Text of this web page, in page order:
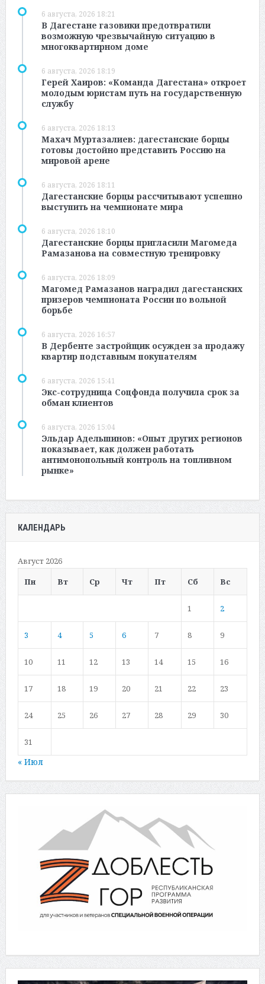
6 августа, 2026 18:21
В Дагестане газовики предотвратили
возможную чрезвычайную ситуацию в
многоквартирном доме
6 августа, 2026 18:19
Герей Хаиров: «Команда Дагестана» откроет
молодым юристам путь на государственную
службу
6 августа, 2026 18:13
Махач Муртазалиев: дагестанские борцы
готовы достойно представить Россию на
мировой арене
6 августа, 2026 18:11
Дагестанские борцы рассчитывают успешно
выступить на чемпионате мира
6 августа, 2026 18:10
Дагестанские борцы пригласили Магомеда
Рамазанова на совместную тренировку
6 августа, 2026 18:09
Магомед Рамазанов наградил дагестанских
призеров чемпионата России по вольной
борьбе
6 августа, 2026 16:57
В Дербенте застройщик осужден за продажу
квартир подставным покупателям
6 августа, 2026 15:41
Экс-сотрудница Соцфонда получила срок за
обман клиентов
6 августа, 2026 15:04
Эльдар Адельшинов: «Опыт других регионов
показывает, как должен работать
антимонопольный контроль на топливном
рынке»
КАЛЕНДАРЬ
Август 2026
Пн
Вт Ср Чт Пт Сб Вс
1 2
3 4 5 6 7 8 9
10 11 12 13 14 15 16
17 18 19 20 21 22 23
24 25 26 27 28 29 30
31
« Июл